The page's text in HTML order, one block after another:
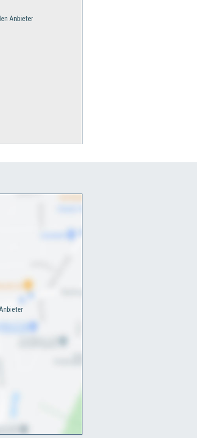
Anbieter